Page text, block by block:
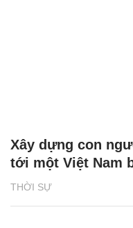
THỜI SỰ
Xây dựng con
tới một Việt Nam